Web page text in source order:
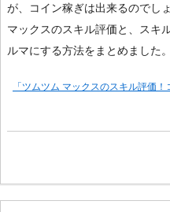
が、コイン稼ぎは出来るのでし
マックスのスキル評価と、スキ
ルマにする方法をまとめました。
「ツムツム マックスのスキル評価